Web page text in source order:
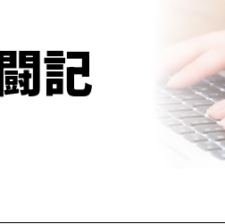
お客様との交流
を大切に
記